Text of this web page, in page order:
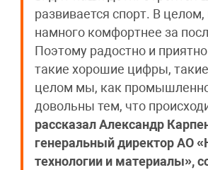
развивается спорт. В целом,
намного комфортнее за
Поэтому радостно и
такие хорошие цифры,
целом мы, как
довольны тем, что
рассказал Александр
генеральный директор АО
технологии и материалы»,